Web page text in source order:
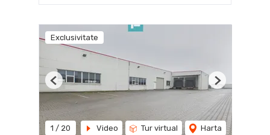
Exclusivitate
1 / 20 Video Tur virtual Harta
Previous Next